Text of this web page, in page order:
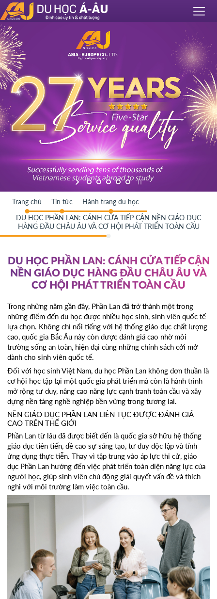
Trang chủ Tin tức Hành trang du học
DU HỌC PHẦN LAN: CÁNH CỬA TIẾP CẬN NỀN GIÁO DỤC
HÀNG ĐẦU CHÂU ÂU VÀ CƠ HỘI PHÁT TRIỂN TOÀN CẦU
DU HỌC PHẦN LAN: CÁNH CỬA TIẾP CẬN
NỀN GIÁO DỤC HÀNG ĐẦU CHÂU ÂU VÀ
CƠ HỘI PHÁT TRIỂN TOÀN CẦU
Trong những năm gần đây, Phần Lan đã trở thành một trong
những điểm đến du học được nhiều học sinh, sinh viên quốc tế
lựa chọn. Không chỉ nổi tiếng với hệ thống giáo dục chất lượng
cao, quốc gia Bắc Âu này còn được đánh giá cao nhờ môi
trường sống an toàn, hiện đại cùng những chính sách cởi mở
dành cho sinh viên quốc tế.
Đối với học sinh Việt Nam, du học Phần Lan không đơn thuần là
cơ hội học tập tại một quốc gia phát triển mà còn là hành trình
mở rộng tư duy, nâng cao năng lực cạnh tranh toàn cầu và xây
dựng nền tảng nghề nghiệp bền vững trong tương lai.
NỀN GIÁO DỤC PHẦN LAN LIÊN TỤC ĐƯỢC ĐÁNH GIÁ
CAO TRÊN THẾ GIỚI
Phần Lan từ lâu đã được biết đến là quốc gia sở hữu hệ thống
giáo dục tiên tiến, đề cao sự sáng tạo, tư duy độc lập và tính
ứng dụng thực tiễn. Thay vì tập trung vào áp lực thi cử, giáo
dục Phần Lan hướng đến việc phát triển toàn diện năng lực của
người học, giúp sinh viên chủ động giải quyết vấn đề và thích
nghi với môi trường làm việc toàn cầu.